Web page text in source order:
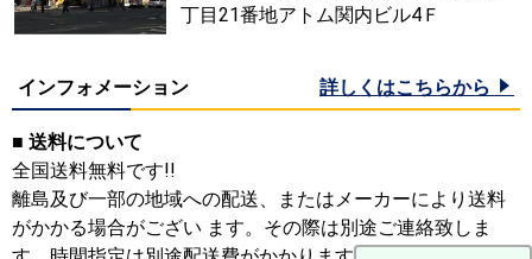
丁目21番地アトム関内ビル4Ｆ
インフォメーション 詳しくはこちらから
■ 送料について
全国送料無料です!!
離島及び一部の地域への配送、またはメーカーにより送料
がかかる場合がござい ます。その際は別途ご連絡致しま